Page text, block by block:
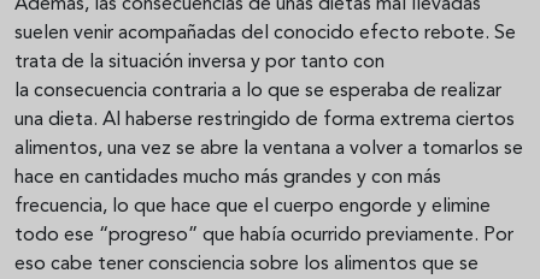
Además, las consecuencias de unas dietas mal llevadas
suelen venir acompañadas del conocido efecto rebote. Se
trata de la situación inversa y por tanto con
la consecuencia contraria a lo que se esperaba de realizar
una dieta. Al haberse restringido de forma extrema ciertos
alimentos, una vez se abre la ventana a volver a tomarlos se
hace en cantidades mucho más grandes y con más
frecuencia, lo que hace que el cuerpo engorde y elimine
todo ese “progreso” que había ocurrido previamente. Por
eso cabe tener consciencia sobre los alimentos que se